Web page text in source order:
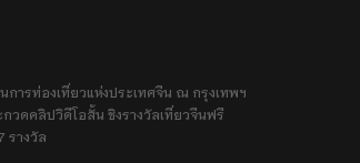
การท่องเที่ยวแห่งประเทศจีน ณ กรุงเทพฯ
วดคลิปวิดีโอสั้น ชิงรางวัลเที่ยวจีนฟรี
รางวัล